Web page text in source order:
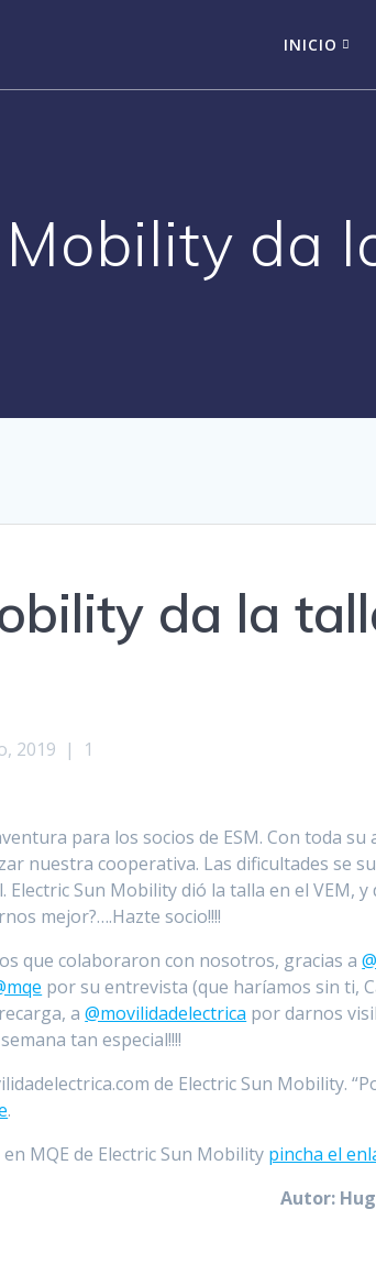
INICIO
da
da la
2019 | 1
para los socios de ESM. Con toda
nuestra cooperativa. Las dificultades se
Sun Mobility dió la talla en el VEM,
mejor?….Hazte socio!!!!
que colaboraron con nosotros, gracias a
por su entrevista (que haríamos sin ti,
a@movilidadelectrica por darnos
tan especial!!!!
de Electric Sun Mobility.
.
MQE de Electric Sun Mobility pincha el
Autor: